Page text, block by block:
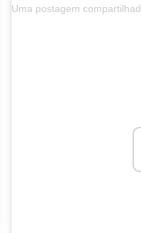
Uma postagem